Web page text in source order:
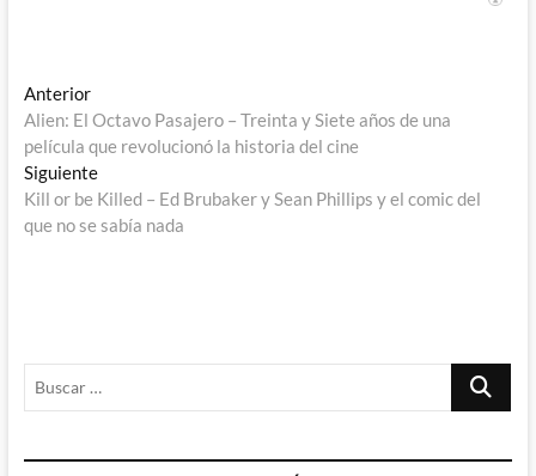
Navegación
de
entradas
AnteriorEntrada
anterior:
Alien: El Octavo Pasajero – Treinta y Siete años de una
película que revolucionó la historia del cine
SiguienteEntrada
siguiente:
Kill or be Killed – Ed Brubaker y Sean Phillips y el comic del
que no se sabía nada
Buscar